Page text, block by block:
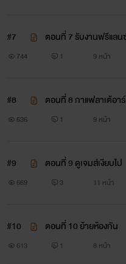
สวัสดี 'แบบ
ข้อความนี้เป็นคว
( หรือเ
ยังไงก็ฝากอ่านฝ
สวัสดีค่ะ เราแก้ไขการล
#7 ตอนที่ 7 รับงานฟรีแลน
744 1 9 หน้า
#8 ตอนที่ 8 กาแฟลาเต้อา
636 1 9 หน้า
#9 ตอนที่ 9 ดูเจมส์เงียบไป
669 3 11 หน้า
#10 ตอนที่ 10 ย้ายห้องกัน
613 1 8 หน้า